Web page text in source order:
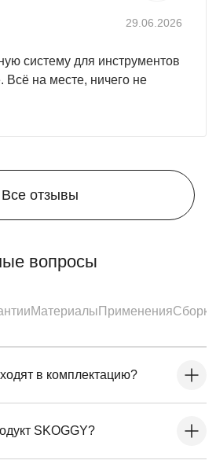
29.06.2026
систему для инструментов
Всё на месте, ничего не
Все отзывы
вопросы
Материалы ПримененияСборка
в комплектацию?
SKOGGY?